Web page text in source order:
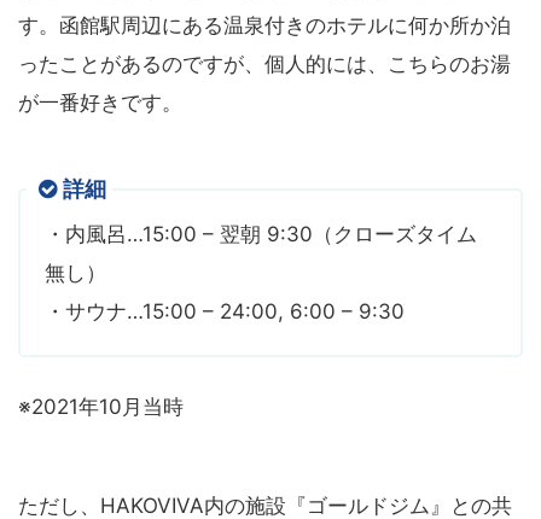
す。函館駅周辺にある温泉付きのホテルに何か所か泊
ったことがあるのですが、個人的には、こちらのお湯
が一番好きです。
詳細
・内風呂…15:00 – 翌朝 9:30（クローズタイム
無し）
・サウナ…15:00 – 24:00, 6:00 – 9:30
※2021年10月当時
ただし、HAKOVIVA内の施設『ゴールドジム』との共